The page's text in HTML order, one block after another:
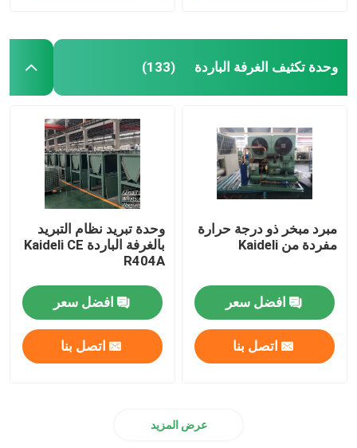
مكثف مبرد بالماء
وحدة تكثيف غرفة الفريزر
وحدة تكثيف التمرير
مستقبل سائل أفقي
وحدة تكثيف الغرفة الباردة (133)
مبرد مبخر ذو درجة حرارة
مفردة من Kaideli
افضل سعر
اتصل بنا
وحدة تبريد نظام التبريد
بالغرفة الباردة Kaideli CE
R404A
افضل سعر
اتصل بنا
عرض المزيد